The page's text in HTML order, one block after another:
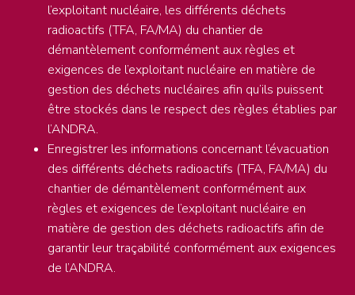
l’exploitant nucléaire, les différents déchets
radioactifs (TFA, FA/MA) du chantier de
démantèlement conformément aux règles et
exigences de l’exploitant nucléaire en matière de
gestion des déchets nucléaires afin qu’ils puissent
être stockés dans le respect des règles établies par
l’ANDRA.
Enregistrer les informations concernant l’évacuation
des différents déchets radioactifs (TFA, FA/MA) du
chantier de démantèlement conformément aux
règles et exigences de l’exploitant nucléaire en
matière de gestion des déchets radioactifs afin de
garantir leur traçabilité conformément aux exigences
de l’ANDRA.